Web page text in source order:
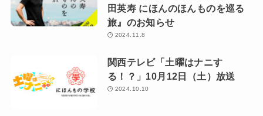
田英寿 にほんのほんものを巡る
旅』のお知らせ
2024.11.8
関西テレビ「土曜はナニす
る！？」10月12日（土）放送
2024.10.10